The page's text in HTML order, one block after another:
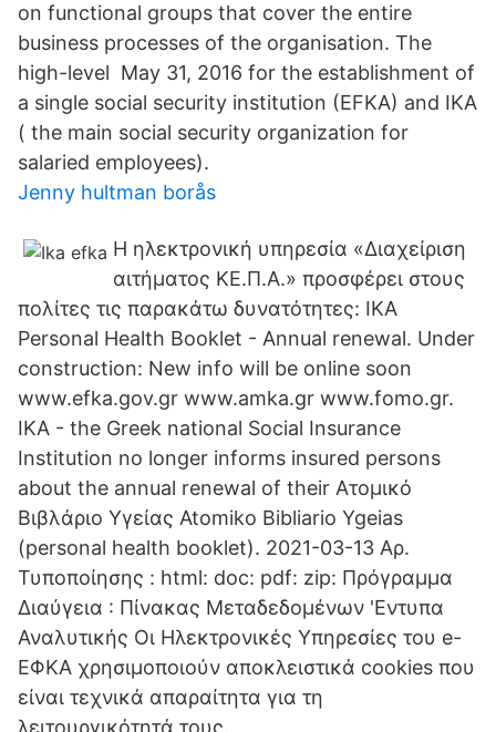
on functional groups that cover the entire
business processes of the organisation. The
high-level May 31, 2016 for the establishment of
a single social security institution (EFKA) and IKA
( the main social security organization for
salaried employees).
Jenny hultman borås
Η ηλεκτρονική υπηρεσία «Διαχείριση
αιτήματος ΚΕ.Π.Α.» προσφέρει στους
πολίτες τις παρακάτω δυνατότητες: IKA
Personal Health Booklet - Annual renewal. Under
construction: New info will be online soon
www.efka.gov.gr www.amka.gr www.fomo.gr.
IKA - the Greek national Social Insurance
Institution no longer informs insured persons
about the annual renewal of their Ατομικό
Βιβλάριο Υγείας Atomiko Bibliario Ygeias
(personal health booklet). 2021-03-13 Αρ.
Τυποποίησης : html: doc: pdf: zip: Πρόγραμμα
Διαύγεια : Πίνακας Μεταδεδομένων 'Εντυπα
Αναλυτικής Οι Ηλεκτρονικές Υπηρεσίες του e-
ΕΦΚΑ χρησιμοποιούν αποκλειστικά cookies που
είναι τεχνικά απαραίτητα για τη
λειτουργικότητά τους.